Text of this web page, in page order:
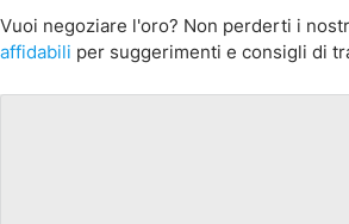
Vuoi negoziare l'oro? Non perderti i
affidabili per suggerimenti e consigli di